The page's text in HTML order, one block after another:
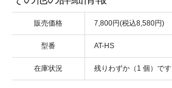
販売価格 7,800円(税込8,580円)
型番 AT-HS
在庫状況 残りわずか（1 個）です